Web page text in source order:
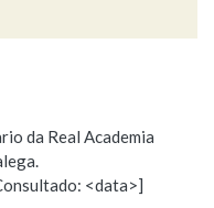
na palabra
da Real Academia
<data>]